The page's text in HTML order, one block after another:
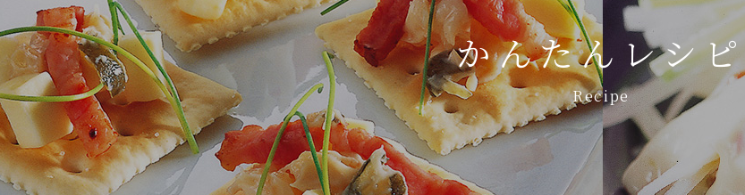
かんたんレシピ
Recipe